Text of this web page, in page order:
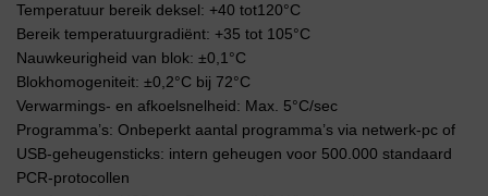
Temperatuur bereik deksel: +40 tot120°C
Bereik temperatuurgradiënt: +35 tot 105°C
Nauwkeurigheid van blok: ±0,1°C
Blokhomogeniteit: ±0,2°C bij 72°C
Verwarmings- en afkoelsnelheid: Max. 5°C/sec
Programma’s: Onbeperkt aantal programma’s via netwerk-pc of
USB-geheugensticks: intern geheugen voor 500.000 standaard
PCR-protocollen